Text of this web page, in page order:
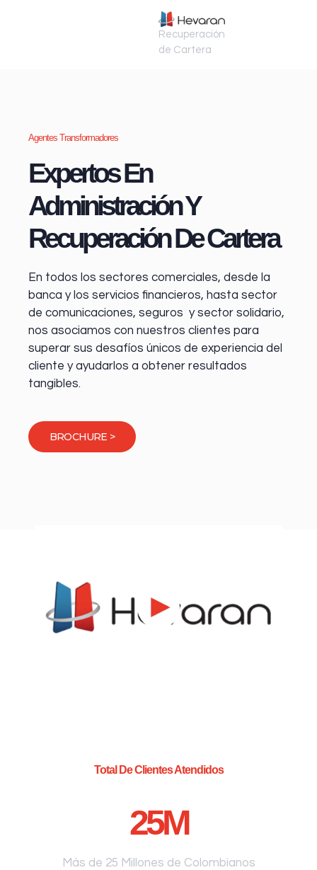
Recuperación
de Cartera
Agentes Transformadores
Expertos En
Administración Y
Recuperación De Cartera
En todos los sectores comerciales, desde la
banca y los servicios financieros, hasta sector
de comunicaciones, seguros y sector solidario,
nos asociamos con nuestros clientes para
superar sus desafíos únicos de experiencia del
cliente y ayudarlos a obtener resultados
tangibles.
BROCHURE >
Total De Clientes Atendidos
25M
Más de 25 Millones de Colombianos